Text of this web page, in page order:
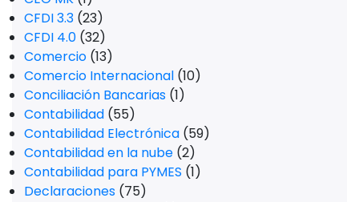
CFDI 3.3 (23)
CFDI 4.0 (32)
Comercio (13)
Comercio Internacional (10)
Conciliación Bancarias (1)
Contabilidad (55)
Contabilidad Electrónica (59)
Contabilidad en la nube (2)
Contabilidad para PYMES (1)
Declaraciones (75)